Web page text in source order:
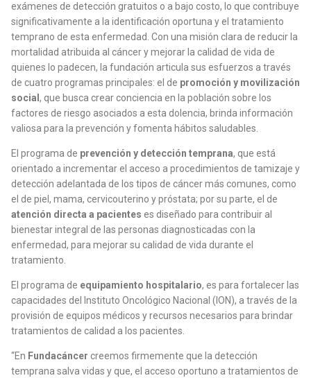
exámenes de detección gratuitos o a bajo costo, lo que contribuye
significativamente a la identificación oportuna y el tratamiento
temprano de esta enfermedad. Con una misión clara de reducir la
mortalidad atribuida al cáncer y mejorar la calidad de vida de
quienes lo padecen, la fundación articula sus esfuerzos a través
de cuatro programas principales: el de promoción y movilización
social , que busca crear conciencia en la población sobre los
factores de riesgo asociados a esta dolencia, brinda información
valiosa para la prevención y fomenta hábitos saludables.
El programa de prevención y detección temprana, que está
orientado a incrementar el acceso a procedimientos de tamizaje y
detección adelantada de los tipos de cáncer más comunes, como
el de piel, mama, cervicouterino y próstata; por su parte, el de
atención directa a pacientes es diseñado para contribuir al
bienestar integral de las personas diagnosticadas con la
enfermedad, para mejorar su calidad de vida durante el
tratamiento.
El programa de equipamiento hospitalario, es para fortalecer las
capacidades del Instituto Oncológico Nacional (ION), a través de la
provisión de equipos médicos y recursos necesarios para brindar
tratamientos de calidad a los pacientes.
“En Fundacáncer creemos firmemente que la detección
temprana salva vidas y que, el acceso oportuno a tratamientos de